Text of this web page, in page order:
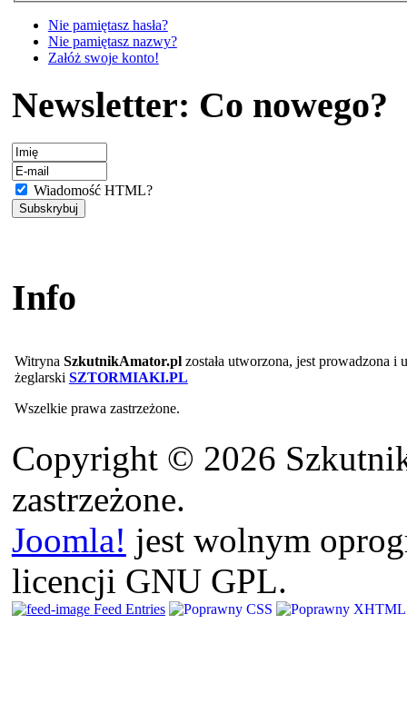
Nie pamiętasz hasła?
Nie pamiętasz nazwy?
Załóż swoje konto!
Newsletter: Co nowego?
Wiadomość HTML?
Info
Witryna SzkutnikAmator.plzostała utworzona, jest prowadzona i
żeglarski SZTORMIAKI.PL
Wszelkie prawa zastrzeżone.
Copyright © 2026
zastrzeżone.
Joomla! jest wolnym
licencji GNU GPL.
Feed Entries